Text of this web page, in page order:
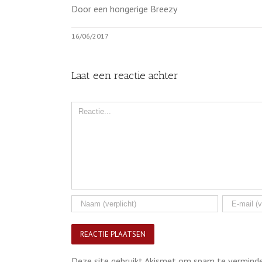
Door een hongerige Breezy
16/06/2017
Laat een reactie achter
Comment